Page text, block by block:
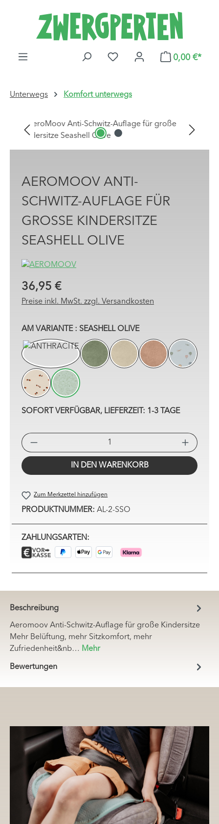
Zum Hauptinhalt springen
DU HAST 0 PRODUKTE AUF
0,00 €*
Unterwegs Komfort unterwegs
Bildergalerie überspringen
AEROMOOV ANTI-
SCHWITZ-AUFLAGE FÜR
GROSSE KINDERSITZE S
EASHELL OLIVE
36,95 €
Preise inkl. MwSt. zzgl. Versandkosten
AM VARIANTEAUSWÄHLEN
: SEASHELL OLIVE
ANTHRACITE MOSS SHELL TUSCANYAIR
LADYBUGSEASHELL OLIVE
SOFORT VERFÜGBAR, LIEFERZEIT: 1-3 TAGE
IN DEN WARENKORB
Zum Merkzettel hinzufügen
PRODUKTNUMMER: AL-2-SSO
ZAHLUNGSARTEN:
Beschreibung
Aeromoov Anti-Schwitz-Auflage für große Kindersitze
Mehr Belüftung, mehr Sitzkomfort, mehr
Zufriedenheit&nb… Mehr
Bewertungen